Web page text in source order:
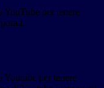
YouTube per tenere
Youtube per tenere